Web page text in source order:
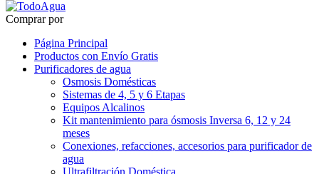
Comprar por
Página Principal
Productos con Envío Gratis
Purificadores de agua
Osmosis Domésticas
Sistemas de 4, 5 y 6 Etapas
Equipos Alcalinos
Kit mantenimiento para ósmosis Inversa 6, 12 y 24
meses
Conexiones, refacciones, accesorios para purificador de
agua
Ultrafiltración Doméstica